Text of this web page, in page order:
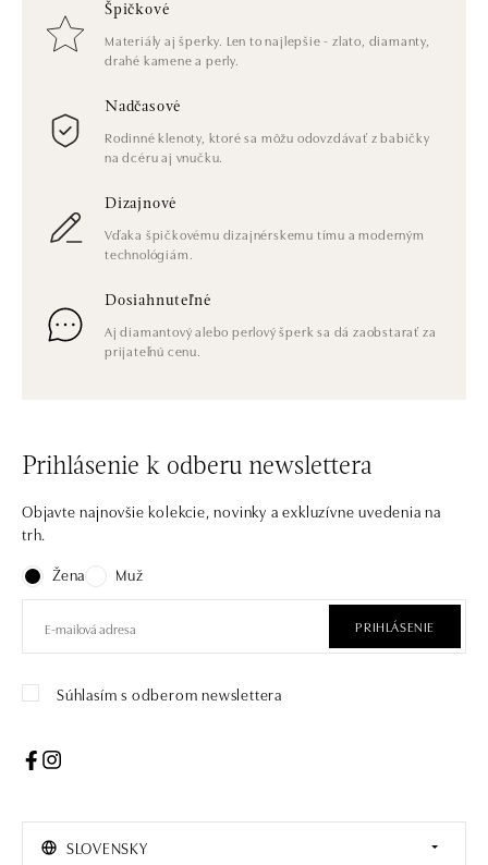
Špičkové
Materiály aj šperky. Len to najlepšie - zlato, diamanty,
drahé kamene a perly.
Nadčasové
Rodinné klenoty, ktoré sa môžu odovzdávať z babičky
na dcéru aj vnučku.
Dizajnové
Vďaka špičkovému dizajnérskemu tímu a moderným
technológiám.
Dosiahnuteľné
Aj diamantový alebo perlový šperk sa dá zaobstarať za
prijateľnú cenu.
Prihlásenie k odberu newslettera
Objavte najnovšie kolekcie, novinky a exkluzívne uvedenia na
trh.
Žena
Muž
PRIHLÁSENIE
Súhlasím s odberom newslettera
SLOVENSKY